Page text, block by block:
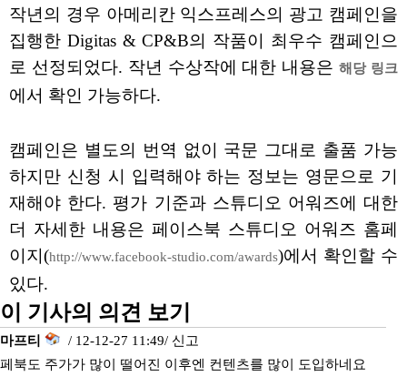
작년의 경우 아메리칸 익스프레스의 광고 캠페인을
집행한 Digitas & CP&B의 작품이 최우수 캠페인으
로 선정되었다. 작년 수상작에 대한 내용은해당 링크
에서 확인 가능하다.
캠페인은 별도의 번역 없이 국문 그대로 출품 가능
하지만 신청 시 입력해야 하는 정보는 영문으로 기
재해야 한다. 평가 기준과 스튜디오 어워즈에 대한
더 자세한 내용은 페이스북 스튜디오 어워즈 홈페
이지(http://www.facebook-studio.com/awards)에서 확인할 수
있다.
이 기사의 의견 보기
마프티 / 12-12-27 11:49/ 신고
페북도 주가가 많이 떨어진 이후엔 컨텐츠를 많이 도입하네요